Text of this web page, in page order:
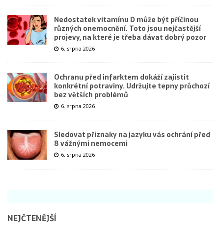
Nedostatek vitamínu D může být příčinou
různých onemocnění. Toto jsou nejčastější
projevy, na které je třeba dávat dobrý pozor
6. srpna 2026
Ochranu před infarktem dokáží zajistit
konkrétní potraviny. Udržujte tepny průchozí
bez větších problémů
6. srpna 2026
Sledovat příznaky na jazyku vás ochrání před
8 vážnými nemocemi
6. srpna 2026
NEJČTENĚJŠÍ